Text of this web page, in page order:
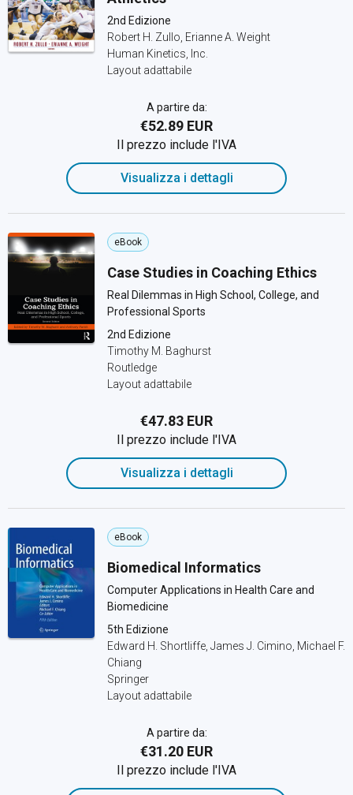
2nd Edizione
Robert H. Zullo, Erianne A. Weight
Human Kinetics, Inc.
Layout adattabile
A partire da:
€52.89 EUR
Il prezzo include l'IVA
Visualizza i dettagli
eBook
Case Studies in Coaching Ethics
Real Dilemmas in High School, College, and
Professional Sports
2nd Edizione
Timothy M. Baghurst
Routledge
Layout adattabile
€47.83 EUR
Il prezzo include l'IVA
Visualizza i dettagli
eBook
Biomedical Informatics
Computer Applications in Health Care and
Biomedicine
5th Edizione
Edward H. Shortliffe, James J. Cimino, Michael F.
Chiang
Springer
Layout adattabile
A partire da:
€31.20 EUR
Il prezzo include l'IVA